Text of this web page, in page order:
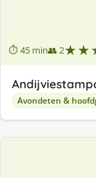
⏱ 45 min👥 2
Avondeten &